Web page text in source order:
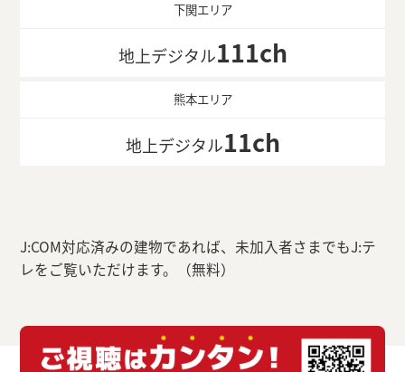
下関エリア
地上デジタル111ch
熊本エリア
地上デジタル11ch
J:COM対応済みの建物であれば、未加入者さまでもJ:テ
レをご覧いただけます。（無料）